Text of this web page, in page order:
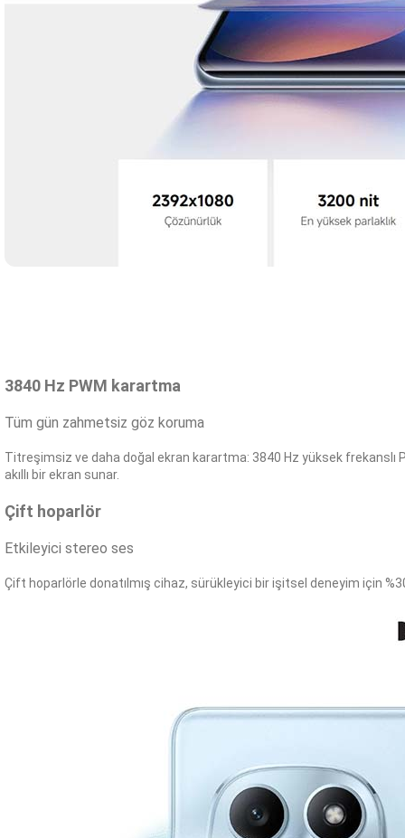
3840 Hz PWM karartma
Tüm gün zahmetsiz göz koruma
Titreşimsiz ve daha doğal ekran karartma: 3840 Hz yüksek
akıllı bir ekran sunar.
Çift hoparlör
Etkileyici stereo ses
Çift hoparlörle donatılmış cihaz, sürükleyici bir işitsel deneyim için